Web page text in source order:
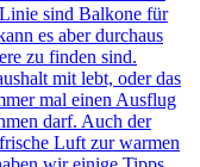
sind Balkone für
es aber durchaus
zu finden sind.
mit lebt, oder das
mal einen Ausflug
darf. Auch der
Luft zur warmen